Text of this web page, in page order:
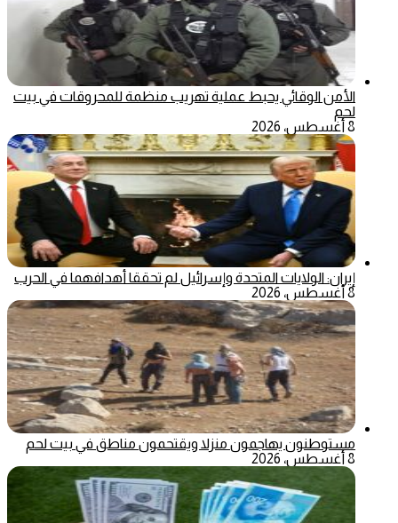
الأمن الوقائي يحبط عملية تهريب منظمة للمحروقات في بيت
لحم
8 أغسطس، 2026
إيران: الولايات المتحدة وإسرائيل لم تحققا أهدافهما في الحرب
8 أغسطس، 2026
مستوطنون يهاجمون منزلا ويقتحمون مناطق في بيت لحم
8 أغسطس، 2026